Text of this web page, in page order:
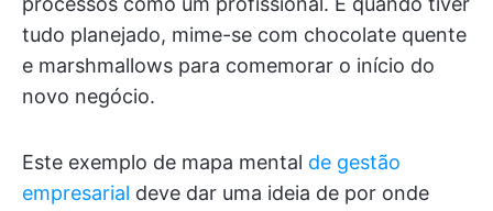
tudo planejado, mime-se com chocolate quente
e marshmallows para comemorar o início do
novo negócio.
Este exemplo de mapa mental de gestão
empresarial deve dar uma ideia de por onde